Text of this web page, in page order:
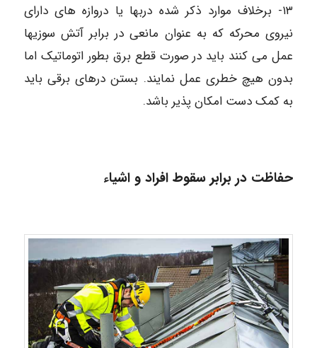
۱۳- برخلاف موارد ذکر شده دربها یا دروازه های دارای
نیروی محرکه که به عنوان مانعی در برابر آتش سوزیها
عمل می کنند باید در صورت قطع برق بطور اتوماتیک اما
بدون هیچ خطری عمل نمایند. بستن درهای برقی باید
به کمک دست امکان پذیر باشد.
حفاظت در برابر سقوط افراد و اشیاء